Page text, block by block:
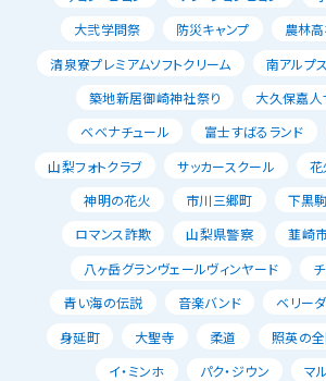
大弐学問祭
防災キャンプ 農林
清泉寮プレミアムソフトクリーム
南アルプ
築地新居御崎神社祭り
大久保嘉人
べべナチュール
富士すばるランド
山梨フォトクラブ
サッカースクール
神明の花火
市川三郷町 下黒駒
ロマンス詐欺
山梨県警察
韮崎
八ヶ岳グランヴェールヴィンヤード
青い海の伝説
音楽バンド ベリー
身延町
大聖寺 柔道
照英の
イ・ミンホ
パク・ジウン
マ